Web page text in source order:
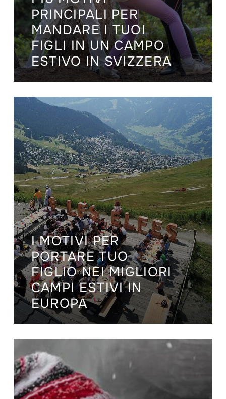
PRINCIPALI PER
MANDARE I TUOI
FIGLI IN UN CAMPO
ESTIVO IN SVIZZERA
I MOTIVI PER
PORTARE TUO
FIGLIO NEI MIGLIORI
CAMPI ESTIVI IN
EUROPA